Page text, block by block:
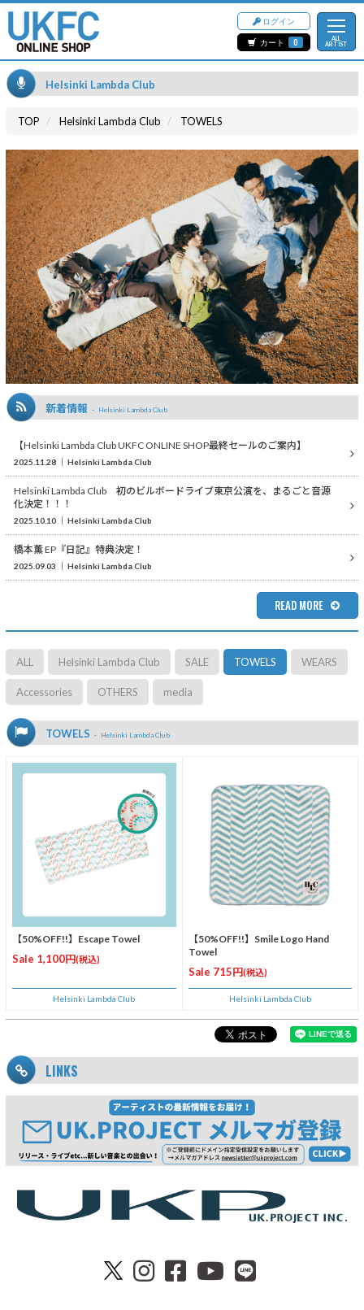
ログイン
カート
0
ALL
ARTIST
Helsinki Lambda Club
TOP Helsinki Lambda Club TOWELS
新着情報 Helsinki Lambda Club
【Helsinki Lambda Club UKFC ONLINE SHOP最終セールのご案内】
2025.11.28 Helsinki Lambda Club
Helsinki Lambda Club 初のビルボードライブ東京公演を、まるごと音源
化決定！！！
2025.10.10 Helsinki Lambda Club
橋本薫 EP『日記』特典決定！
2025.09.03 Helsinki Lambda Club
READ MORE
ALL Helsinki Lambda Club SALE TOWELS WEARS
Accessories OTHERS media
TOWELS Helsinki Lambda Club
【50%OFF!!】Escape Towel
Sale 1,100円(税込)
Helsinki Lambda Club
【50%OFF!!】Smile Logo Hand
Towel
Sale 715円(税込)
Helsinki Lambda Club
LINKS